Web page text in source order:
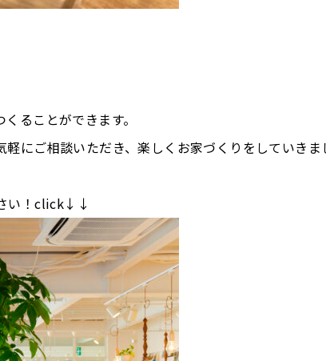
ることができます。
にご相談いただき、楽しくお家づくりをしていきま
さい！click↓↓